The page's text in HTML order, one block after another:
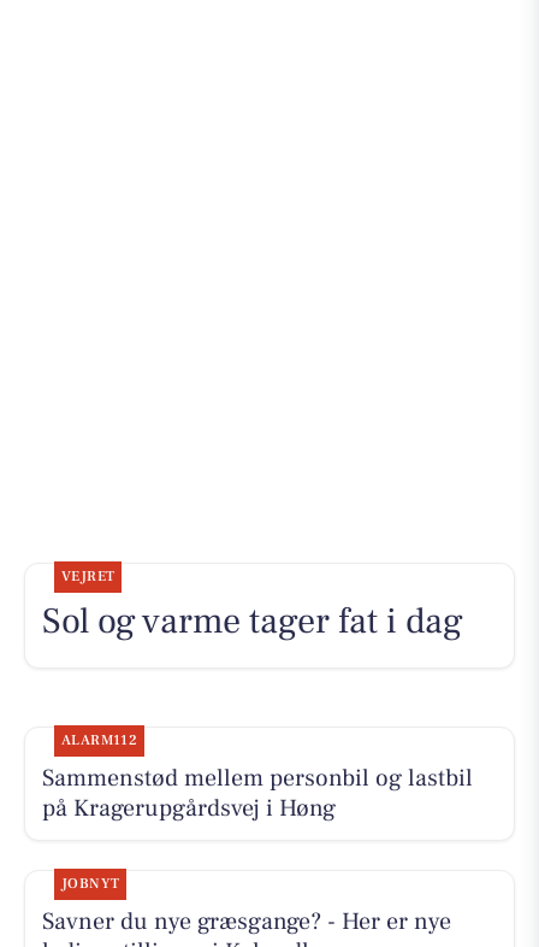
VEJRET
Sol og varme tager fat i dag
ALARM112
Sammenstød mellem personbil og lastbil
på Kragerupgårdsvej i Høng
JOBNYT
Savner du nye græsgange? - Her er nye